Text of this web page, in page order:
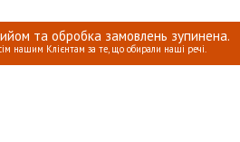
та обробка замовлень зупинена.
нашим Клієнтам за те, що обирали наші речі.